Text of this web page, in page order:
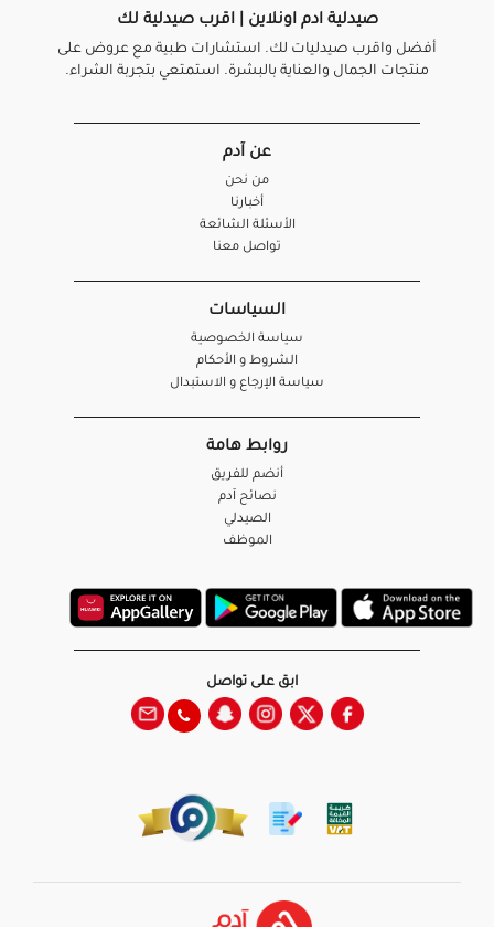
صيدلية ادم اونلاين | اقرب صيدلية لك
أفضل واقرب صيدليات لك. استشارات طبية مع عروض على
منتجات الجمال والعناية بالبشرة. استمتعي بتجربة الشراء.
عن آدم
من نحن
أخبارنا
الأسئلة الشائعة
تواصل معنا
السياسات
سياسة الخصوصية
الشروط و الأحكام
سياسة الإرجاع و الاستبدال
روابط هامة
أنضم للفريق
نصائح آدم
الصيدلي
الموظف
ابق على تواصل